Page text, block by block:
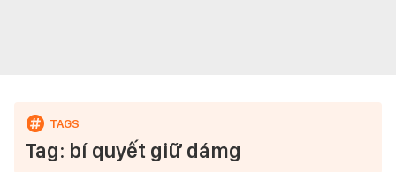
Tag: bí quyết giữ dámg